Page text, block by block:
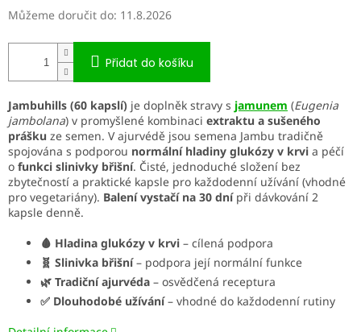
Můžeme doručit do: 11.8.2026
Přidat do košíku
Jambuhills (60 kapslí) je doplněk stravy s jamunem (Eugenia
jambolana) v promyšlené kombinaci extraktu a sušeného
prášku ze semen. V ajurvédě jsou semena Jambu tradičně
spojována s podporou normální hladiny glukózy v krvi a péčí
o funkci slinivky břišní. Čisté, jednoduché složení bez
zbytečností a praktické kapsle pro každodenní užívání (vhodné
pro vegetariány). Balení vystačí na 30 dnípři dávkování 2
kapsle denně.
🩸 Hladina glukózy v krvi – cílená podpora
🧬 Slinivka břišní– podpora její normální funkce
🌿 Tradiční ajurvéda – osvědčená receptura
✅ Dlouhodobé užívání– vhodné do každodenní rutiny